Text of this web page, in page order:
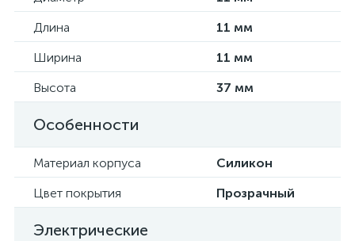
Длина
11 мм
Ширина
11 мм
Высота
37 мм
Особенности
Материал корпуса
Силикон
Цвет покрытия
Прозрачный
Электрические